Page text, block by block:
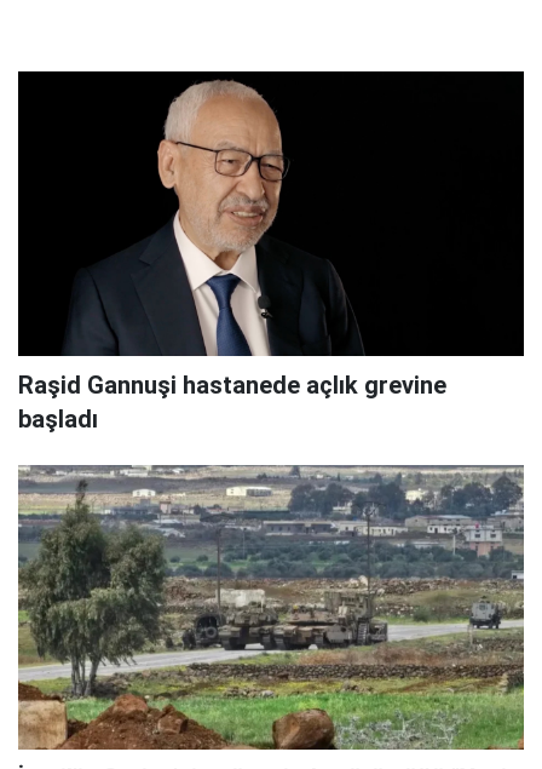
Raşid Gannuşi hastanede açlık grevine
başladı